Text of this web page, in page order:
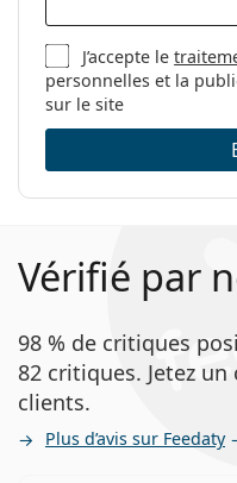
J’accepte le
personnelles et la
sur le site
Vérifié par
98 % de critiques
82 critiques. Jetez
clients.
Plus d’avis sur Feedaty